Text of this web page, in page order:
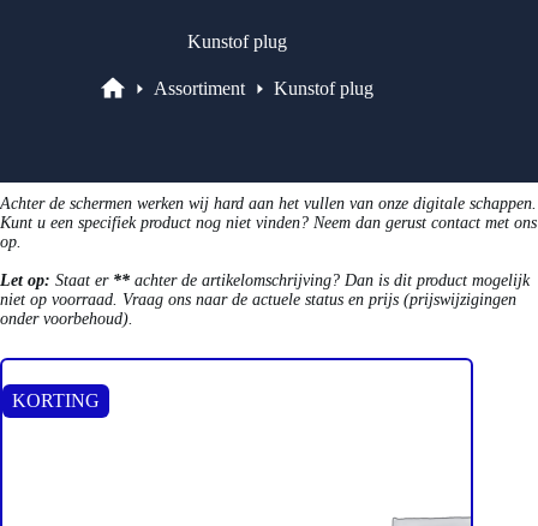
Kunstof plug
Assortiment Kunstof plug
Achter de schermen werken wij hard aan het vullen van onze digitale schappen.
Kunt u een specifiek product nog niet vinden? Neem dan gerust contact met ons
op.
Let op: Staat er ** achter de artikelomschrijving? Dan is dit product mogelijk
niet op voorraad. Vraag ons naar de actuele status en prijs (prijswijzigingen
onder voorbehoud).
KORTING